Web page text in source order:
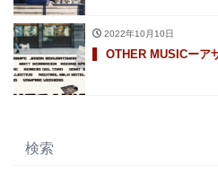
2022年10月10日
OTHER MUSICーア